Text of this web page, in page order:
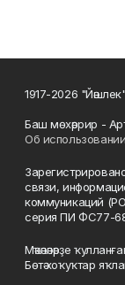
1917-2026 "Йәшлек"
Баш мөхәррир -
Об
связи,
коммуникаций
серия ПИ ФС77-
Мәҡәләләрҙе
Бөтә хоҡуҡтар